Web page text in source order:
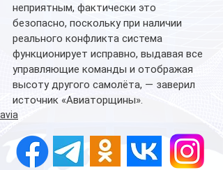
неприятным, фактически это
безопасно, поскольку при наличии
реального конфликта система
функционирует исправно, выдавая все
управляющие команды и отображая
высоту другого самолёта, — заверил
источник «Авиаторщины».
avia